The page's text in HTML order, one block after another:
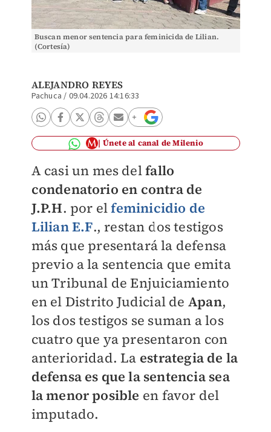
Buscan menor sentencia para feminicida de Lilian.
(Cortesía)
ALEJANDRO REYES
Pachuca / 09.04.2026 14:16:33
Únete al canal de Milenio
A casi un mes delfallo
condenatorio en contra de
J.P.H. por elfeminicidio de
Lilian E.F., restan dos testigos
más que presentará la defensa
previo a la sentencia que emita
un Tribunal de Enjuiciamiento
en el Distrito Judicial de Apan,
los dos testigos se suman a los
cuatro que ya presentaron con
anterioridad. La estrategia de la
defensa es que la sentencia sea
la menor posible en favor del
imputado.